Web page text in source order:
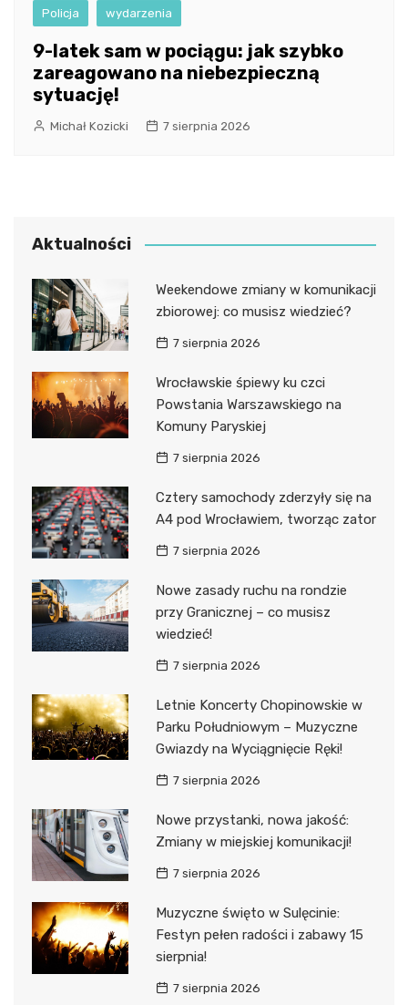
Policja wydarzenia
9-latek sam w pociągu: jak szybko
zareagowano na niebezpieczną
sytuację!
Michał Kozicki 7 sierpnia 2026
Aktualności
Weekendowe zmiany w komunikacji
zbiorowej: co musisz wiedzieć?
7 sierpnia 2026
Wrocławskie śpiewy ku czci
Powstania Warszawskiego na
Komuny Paryskiej
7 sierpnia 2026
Cztery samochody zderzyły się na
A4 pod Wrocławiem, tworząc zator
7 sierpnia 2026
Nowe zasady ruchu na rondzie
przy Granicznej – co musisz
wiedzieć!
7 sierpnia 2026
Letnie Koncerty Chopinowskie w
Parku Południowym – Muzyczne
Gwiazdy na Wyciągnięcie Ręki!
7 sierpnia 2026
Nowe przystanki, nowa jakość:
Zmiany w miejskiej komunikacji!
7 sierpnia 2026
Muzyczne święto w Sulęcinie:
Festyn pełen radości i zabawy 15
sierpnia!
7 sierpnia 2026